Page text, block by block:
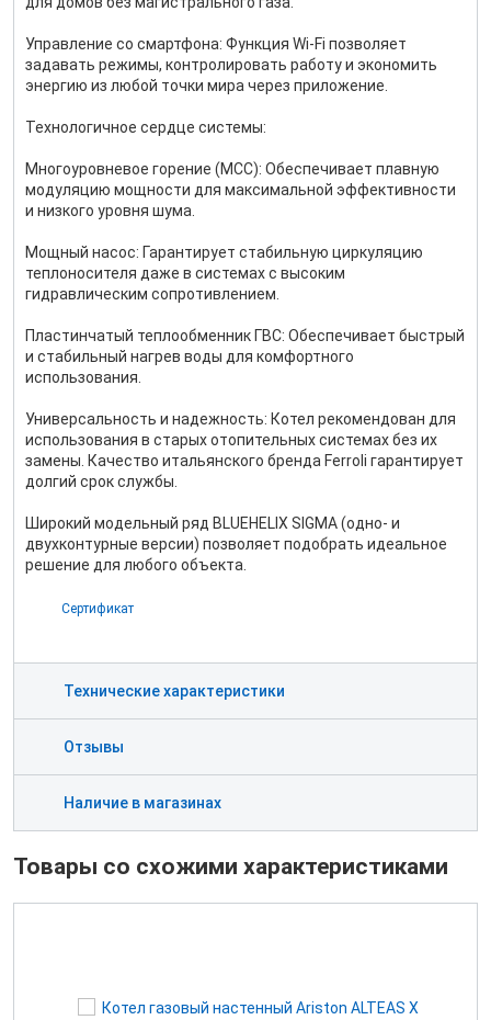
Управление со смартфона: Функция Wi-Fi позволяет
задавать режимы, контролировать работу и экономить
энергию из любой точки мира через приложение.
Технологичное сердце системы:
Многоуровневое горение (MCC): Обеспечивает плавную
модуляцию мощности для максимальной эффективности
и низкого уровня шума.
Мощный насос: Гарантирует стабильную циркуляцию
теплоносителя даже в системах с высоким
гидравлическим сопротивлением.
Пластинчатый теплообменник ГВС: Обеспечивает быстрый
и стабильный нагрев воды для комфортного
использования.
Универсальность и надежность: Котел рекомендован для
использования в старых отопительных системах без их
замены. Качество итальянского бренда Ferroli гарантирует
долгий срок службы.
Широкий модельный ряд BLUEHELIX SIGMA (одно- и
двухконтурные версии) позволяет подобрать идеальное
решение для любого объекта.
Сертификат
Технические характеристики
Отзывы
Наличие в магазинах
Товары со схожими характеристиками